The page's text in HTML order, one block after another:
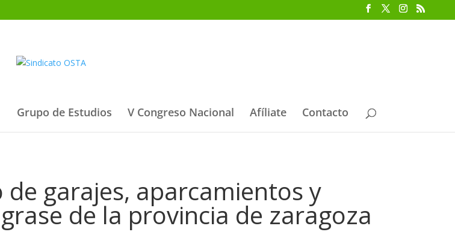
Grupo de Estudios V Congreso Nacional Afíliate Contacto
garajes, aparcamientos y
de la provincia de zaragoza